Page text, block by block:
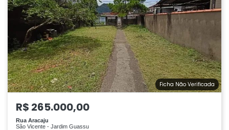
Ficha Não Verificada
R$ 265.000,00
Rua Aracaju
São Vicente - Jardim Guassu